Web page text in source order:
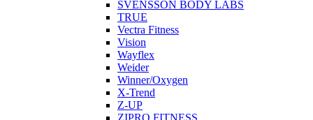
SVENSSON BODY LABS
TRUE
Vectra Fitness
Vision
Wayflex
Weider
Winner/Oxygen
X-Trend
Z-UP
ZIPRO FITNESS